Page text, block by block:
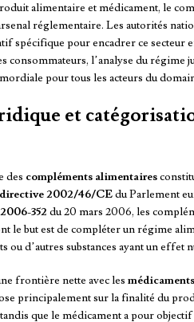
alimentaire et médicament, le
réglementaire. Les autorités
spécifique pour encadrer ce secteur
consommateurs, l’analyse du régime
pour tous les acteurs du
et
des compléments alimentaires
directive 2002/46/CEdu Parlement
352 du 20 mars 2006, les
le but est de compléter un régime
ou d’autres substances ayant un
frontière nette avec les médicaments
principalement sur la finalité du
que le médicament a pour